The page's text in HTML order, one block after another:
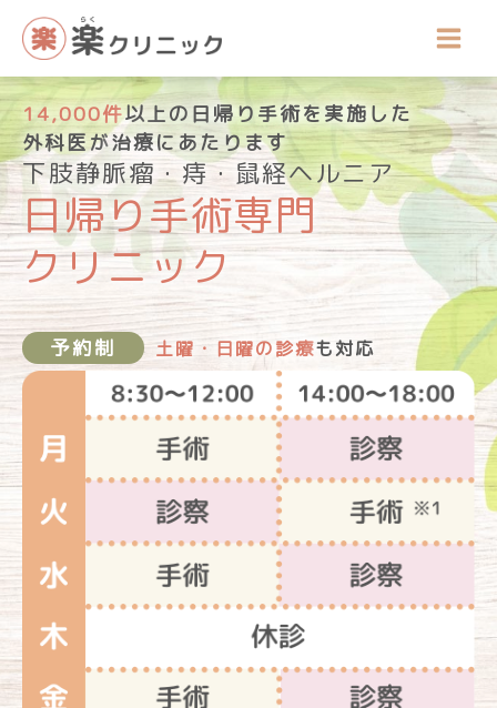
ス
キ
ッ
プ
14,000件以上の日帰り手術を実施した
外科医が治療にあたります
下肢静脈瘤・痔・鼠経ヘルニア
日帰り手術専門
クリニック
予約制 土曜・日曜の診療も対応